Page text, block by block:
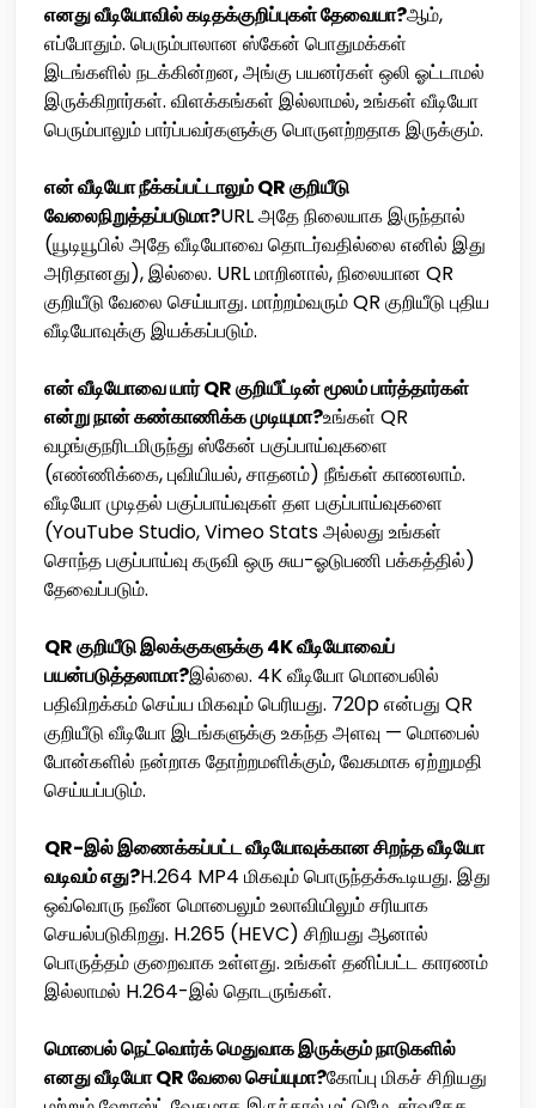
எனது வீடியோவில் கடிதக்குறிப்புகள் தேவையா?ஆம்,
எப்போதும். பெரும்பாலான ஸ்கேன் பொதுமக்கள்
இடங்களில் நடக்கின்றன, அங்கு பயனர்கள் ஒலி ஓட்டாமல்
இருக்கிறார்கள். விளக்கங்கள் இல்லாமல், உங்கள் வீடியோ
பெரும்பாலும் பார்ப்பவர்களுக்கு பொருளற்றதாக இருக்கும்.
என் வீடியோ நீக்கப்பட்டாலும் QR குறியீடு
வேலைநிறுத்தப்படுமா?URL அதே நிலையாக இருந்தால்
(யூடியூபில் அதே வீடியோவை தொடர்வதில்லை எனில் இது
அரிதானது), இல்லை. URL மாறினால், நிலையான QR
குறியீடு வேலை செய்யாது. மாற்றம்வரும் QR குறியீடு புதிய
வீடியோவுக்கு இயக்கப்படும்.
என் வீடியோவை யார் QR குறியீட்டின் மூலம் பார்த்தார்கள்
என்று நான் கண்காணிக்க முடியுமா?உங்கள் QR
வழங்குநரிடமிருந்து ஸ்கேன் பகுப்பாய்வுகளை
(எண்ணிக்கை, புவியியல், சாதனம்) நீங்கள் காணலாம்.
வீடியோ முடிதல் பகுப்பாய்வுகள் தள பகுப்பாய்வுகளை
(YouTube Studio, Vimeo Stats அல்லது உங்கள்
சொந்த பகுப்பாய்வு கருவி ஒரு சுய-ஓடுபணி பக்கத்தில்)
தேவைப்படும்.
QR குறியீடு இலக்குகளுக்கு 4K வீடியோவைப்
பயன்படுத்தலாமா?இல்லை. 4K வீடியோ மொபைலில்
பதிவிறக்கம் செய்ய மிகவும் பெரியது. 720p என்பது QR
குறியீடு வீடியோ இடங்களுக்கு உகந்த அளவு — மொபைல்
போன்களில் நன்றாக தோற்றமளிக்கும், வேகமாக ஏற்றுமதி
செய்யப்படும்.
QR-இல் இணைக்கப்பட்ட வீடியோவுக்கான சிறந்த வீடியோ
வடிவம் எது?H.264 MP4 மிகவும் பொருந்தக்கூடியது. இது
ஒவ்வொரு நவீன மொபைலும் உலாவியிலும் சரியாக
செயல்படுகிறது. H.265 (HEVC) சிறியது ஆனால்
பொருத்தம் குறைவாக உள்ளது. உங்கள் தனிப்பட்ட காரணம்
இல்லாமல் H.264-இல் தொடருங்கள்.
மொபைல் நெட்வொர்க் மெதுவாக இருக்கும் நாடுகளில்
எனது வீடியோ QR வேலை செய்யுமா?கோப்பு மிகச் சிறியது